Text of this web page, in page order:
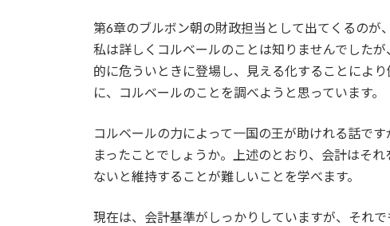
第6章のブルボン朝の財政担当として出てくるのが
私は詳しくコルベールのことは知りませんでした
的に危ういときに登場し、見える化することによ
に、コルベールのことを調べようと思っています。
コルベールの力によって一国の王が助けれる話で
まったことでしょうか。上述のとおり、会計はそ
ないと維持することが難しいことを学べます。
現在は、会計基準がしっかりしていますが、それ